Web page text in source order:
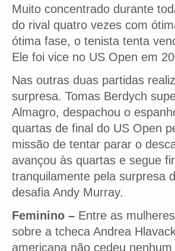
Muito concentrado durante
do rival quatro vezes com
ótima fase, o tenista tenta
Ele foi vice no US Open em
Nas outras duas partidas
surpresa. Tomas Berdych
Almagro, despachou o
quartas de final do US Open
missão de tentar parar o
avançou às quartas e segue
tranquilamente pela surpresa
desafia Andy Murray.
Feminino – Entre as
sobre a tcheca Andrea
americana não cedeu